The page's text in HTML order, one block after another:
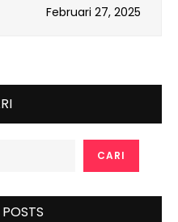
Februari 27, 2025
CARI